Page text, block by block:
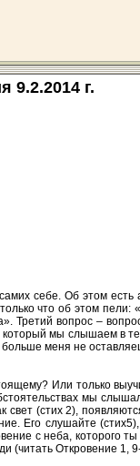
9.2.2014 г.
себе. Об этом
что об этом
Третий вопрос –
мы слышаем в
меня не
Или только
мы
свет (стих 2),
Его слушайте
с неба, которого
(читать Откровение 1,